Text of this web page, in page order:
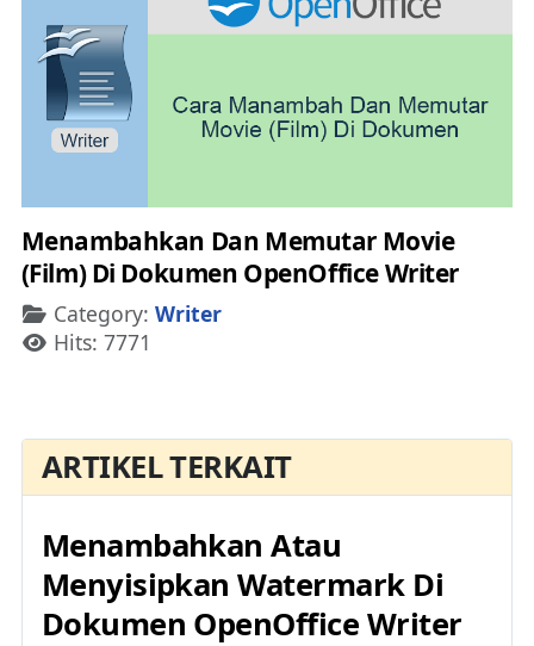
Menambahkan Dan Memutar Movie
(Film) Di Dokumen OpenOffice Writer
Details
Category: Writer
Hits: 7771
ARTIKEL TERKAIT
Menambahkan Atau
Menyisipkan Watermark Di
Dokumen OpenOffice Writer